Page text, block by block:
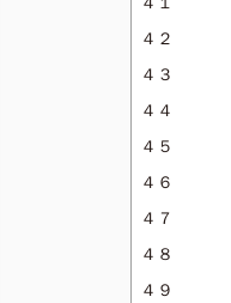
４２
４３
４４
４５
４６
４７
４８
４９